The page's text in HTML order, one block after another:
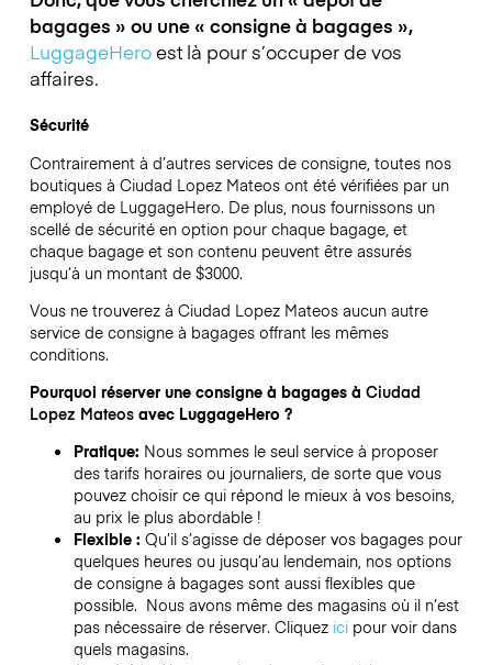
bagages » ou une « consigne à bagages »,
LuggageHeroest là pour s’occuper de vos
affaires.
Sécurité
Contrairement à d’autres services de consigne, toutes nos
boutiques à Ciudad Lopez Mateosont été vérifiées par un
employé de LuggageHero. De plus, nous fournissons un
scellé de sécurité en option pour chaque bagage, et
chaque bagage et son contenu peuvent être assurés
jusqu’à un montant de $3000.
Vous ne trouverez à Ciudad Lopez Mateosaucun autre
service de consigne à bagages offrant les mêmes
conditions.
Pourquoi réserver une consigne à bagages à Ciudad
Lopez Mateosavec LuggageHero ?
Pratique: Nous sommes le seul service à proposer
des tarifs horaires ou journaliers, de sorte que vous
pouvez choisir ce qui répond le mieux à vos besoins,
au prix le plus abordable !
Flexible : Qu’il s’agisse de déposer vos bagages pour
quelques heures ou jusqu’au lendemain, nos options
de consigne à bagages sont aussi flexibles que
possible. Nous avons même des magasins où il n’est
pas nécessaire de réserver. Cliquez icipour voir dans
quels magasins.